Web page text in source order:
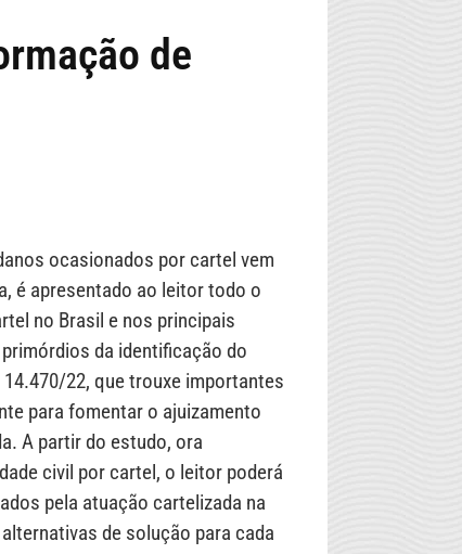
de
ocasionados por cartel vem
é apresentado ao leitor todo o
no Brasil e nos principais
da identificação do
22, que trouxe importantes
para fomentar o ajuizamento
A partir do estudo, ora
civil por cartel, o leitor poderá
pela atuação cartelizada na
de solução para cada